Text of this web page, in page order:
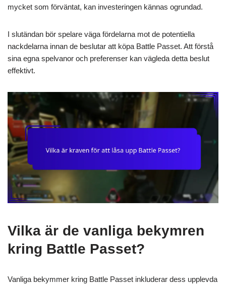
mycket som förväntat, kan investeringen kännas ogrundad.
I slutändan bör spelare väga fördelarna mot de potentiella
nackdelarna innan de beslutar att köpa Battle Passet. Att förstå
sina egna spelvanor och preferenser kan vägleda detta beslut
effektivt.
Vilka är de vanliga bekymren
kring Battle Passet?
Vanliga bekymmer kring Battle Passet inkluderar dess upplevda